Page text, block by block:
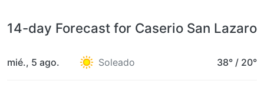
14-day Forecast for Caserio San Lazaro
mié., 5 ago. Soleado 38° / 20°